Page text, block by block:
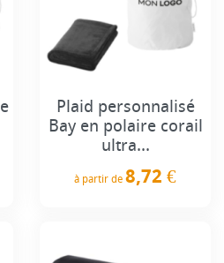
Plaid personnalisé
Bay en polaire corail
ultra...
à partir de 8,72 €